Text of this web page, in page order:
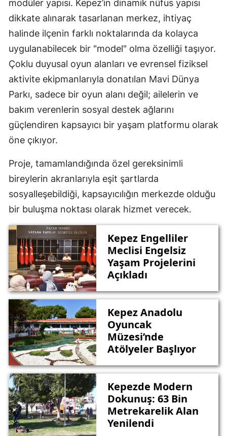
modüler yapısı. Kepez’in dinamik nüfus yapısı
dikkate alınarak tasarlanan merkez, ihtiyaç
halinde ilçenin farklı noktalarında da kolayca
uygulanabilecek bir "model" olma özelliği taşıyor.
Çoklu duyusal oyun alanları ve evrensel fiziksel
aktivite ekipmanlarıyla donatılan Mavi Dünya
Parkı, sadece bir oyun alanı değil; ailelerin ve
bakım verenlerin sosyal destek ağlarını
güçlendiren kapsayıcı bir yaşam platformu olarak
öne çıkıyor.
Proje, tamamlandığında özel gereksinimli
bireylerin akranlarıyla eşit şartlarda
sosyalleşebildiği, kapsayıcılığın merkezde olduğu
bir buluşma noktası olarak hizmet verecek.
Kepez Engelliler
Meclisi Engelsiz
Yaşam Projelerini
Açıkladı
Kepez Anadolu
Oyuncak
Müzesi’nde
Atölyeler Başlıyor
Kepezde Modern
Dokunuş: 63 Bin
Metrekarelik Alan
Yenilendi